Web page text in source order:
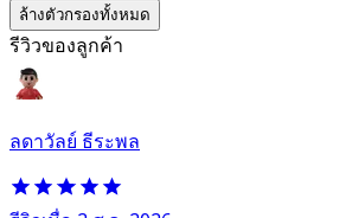
ล้างตัวกรองทั้งหมด
รีวิวของลูกค้า
ลดาวัลย์ ธีระพล